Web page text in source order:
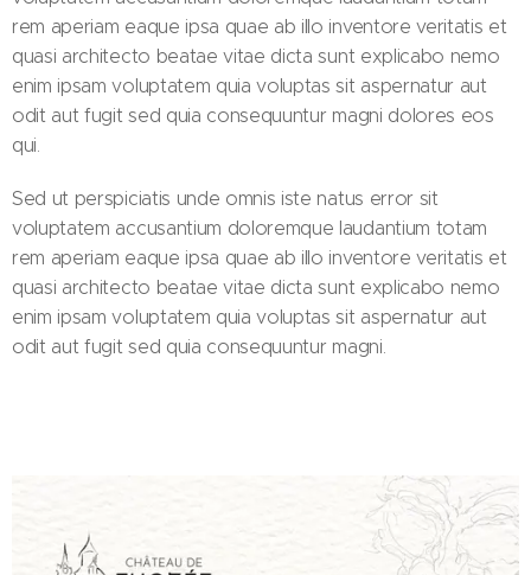
rem aperiam eaque ipsa quae ab illo inventore veritatis et
quasi architecto beatae vitae dicta sunt explicabo nemo
enim ipsam voluptatem quia voluptas sit aspernatur aut
odit aut fugit sed quia consequuntur magni dolores eos
qui.
Sed ut perspiciatis unde omnis iste natus error sit
voluptatem accusantium doloremque laudantium totam
rem aperiam eaque ipsa quae ab illo inventore veritatis et
quasi architecto beatae vitae dicta sunt explicabo nemo
enim ipsam voluptatem quia voluptas sit aspernatur aut
odit aut fugit sed quia consequuntur magni.